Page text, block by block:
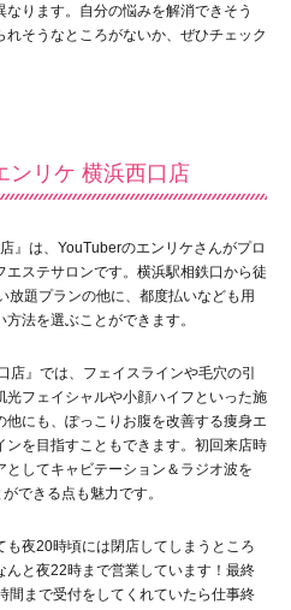
ります。自分の悩みを解消できそう
そうなところがないか、ぜひチェック
ンリケ 横浜西口店
』は、YouTuberのエンリケさんがプロ
ステサロンです。横浜駅相鉄口から徒
放題プランの他に、都度払いなども用
法を選ぶことができます。
店』では、フェイスラインや毛穴の引
光フェイシャルや小顔ハイフといった施
にも、ぽっこりお腹を改善する痩身エ
ンを目指すこともできます。初回来店時
してキャビテーション＆ラジオ波を
できる点も魅力です。
も夜20時頃には閉店してしまうところ
と夜22時まで営業しています！最終
間まで受付をしてくれていたら仕事終